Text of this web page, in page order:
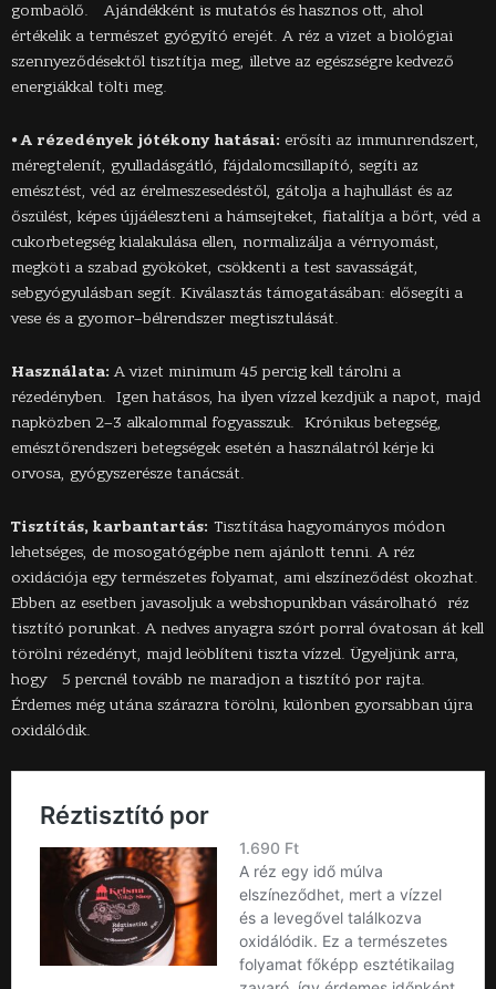
gombaölő. Ajándékként is mutatós és hasznos ott, ahol
értékelik a természet gyógyító erejét. A réz a vizet a biológiai
szennyeződésektől tisztítja meg, illetve az egészségre kedvező
energiákkal tölti meg.
⦁ A rézedények jótékony hatásai: erősíti az immunrendszert,
méregtelenít, gyulladásgátló, fájdalomcsillapító, segíti az
emésztést, véd az érelmeszesedéstől, gátolja a hajhullást és az
őszülést, képes újjáéleszteni a hámsejteket, fiatalítja a bőrt, véd a
cukorbetegség kialakulása ellen, normalizálja a vérnyomást,
megköti a szabad gyököket, csökkenti a test savasságát,
sebgyógyulásban segít. Kiválasztás támogatásában: elősegíti a
vese és a gyomor–bélrendszer megtisztulását.
Használata: A vizet minimum 45 percig kell tárolni a
rézedényben. Igen hatásos, ha ilyen vízzel kezdjük a napot, majd
napközben 2–3 alkalommal fogyasszuk. Krónikus betegség,
emésztőrendszeri betegségek esetén a használatról kérje ki
orvosa, gyógyszerésze tanácsát.
Tisztítás, karbantartás:Tisztítása hagyományos módon
lehetséges, de mosogatógépbe nem ajánlott tenni. A réz
oxidációja egy természetes folyamat, ami elszíneződést okozhat.
Ebben az esetben javasoljuk a webshopunkban vásárolható réz
tisztító porunkat. A nedves anyagra szórt porral óvatosan át kell
törölni rézedényt, majd leöblíteni tiszta vízzel. Ügyeljünk arra,
hogy 5 percnél tovább ne maradjon a tisztító por rajta.
Érdemes még utána szárazra törölni, különben gyorsabban újra
oxidálódik.